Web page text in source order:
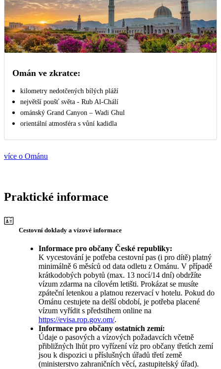
Omán ve zkratce:
kilometry nedotčených bílých pláží
největší poušť světa - Rub Al-Chálí
ománský Grand Canyon – Wadi Ghul
orientální atmosféra s vůní kadidla
více o Ománu
Praktické informace
Cestovní doklady a vízové informace
Informace pro občany České republiky:
K vycestování je potřeba cestovní pas (i pro dítě) platný
minimálně 6 měsíců od data odletu z Ománu. V případě
krátkodobých pobytů (max. 13 nocí/14 dní) obdržíte
vízum zdarma na cílovém letišti. Prokázat se musíte
zpáteční letenkou a platnou rezervací v hotelu. Pokud do
Ománu cestujete na delší období, je potřeba placené
vízum vyřídit s předstihem online na
https://evisa.rop.gov.om/.
Informace pro občany ostatních zemí:
Údaje o pasových a vízových požadavcích včetně
přibližných lhůt pro vyřízení víz pro občany třetích zemí
jsou k dispozici u příslušných úřadů třetí země
(ministerstvo zahraničních věcí, zastupitelský úřad).